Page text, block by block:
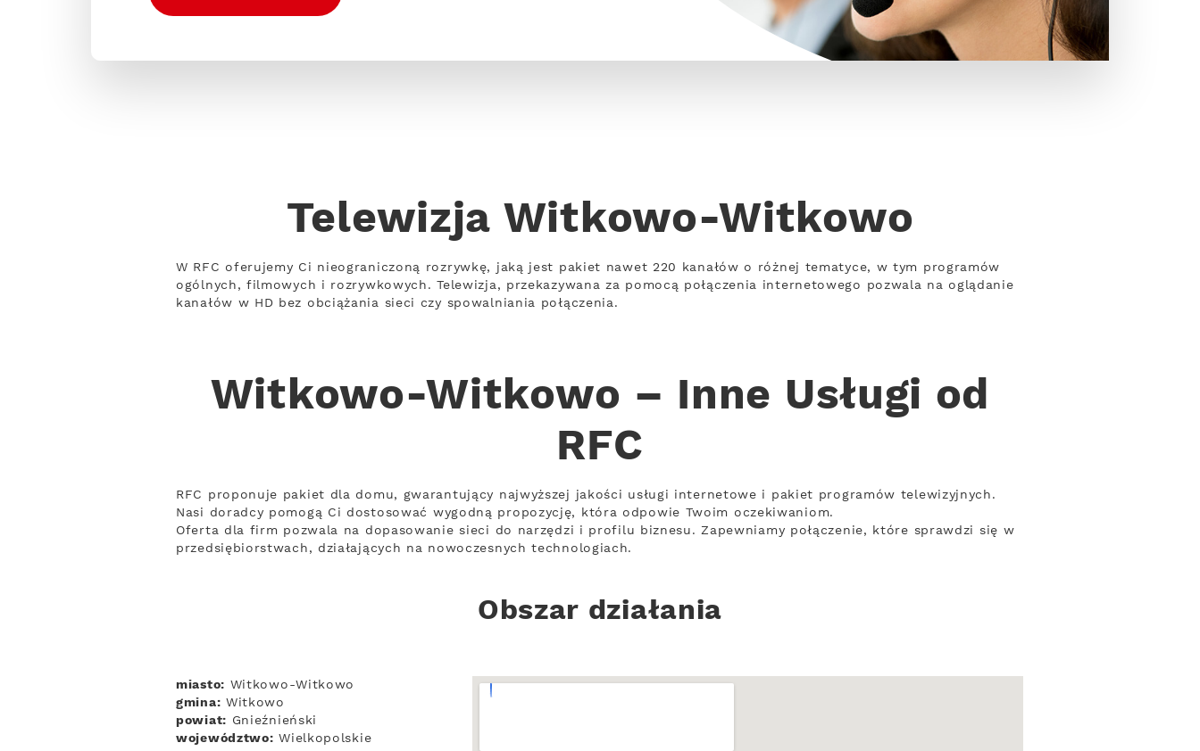
Telewizja Witkowo-Witkowo
W RFC oferujemy Ci nieograniczoną rozrywkę, jaką jest pakiet nawet 220 kanałów o różnej tematyce, w tym programów
ogólnych, filmowych i rozrywkowych. Telewizja, przekazywana za pomocą połączenia internetowego pozwala na oglądanie
kanałów w HD bez obciążania sieci czy spowalniania połączenia.
Witkowo-Witkowo – Inne Usługi od
RFC
RFC proponuje pakiet dla domu, gwarantujący najwyższej jakości usługi internetowe i pakiet programów telewizyjnych.
Nasi doradcy pomogą Ci dostosować wygodną propozycję, która odpowie Twoim oczekiwaniom.
Oferta dla firm pozwala na dopasowanie sieci do narzędzi i profilu biznesu. Zapewniamy połączenie, które sprawdzi się w
przedsiębiorstwach, działających na nowoczesnych technologiach.
Obszar działania
miasto: Witkowo-Witkowo
gmina: Witkowo
powiat: Gnieźnieński
województwo: Wielkopolskie